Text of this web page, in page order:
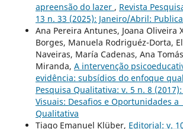
apreensão do lazer , Revista
13 n. 33 (2025): Janeiro/Abril:
Ana Pereira Antunes, Joana Oliveira
Borges, Manuela Rodriguéz-Dorta,
Naveiras, María Cadenas, Ana
Miranda, A intervenção
evidência: subsídios do enfoque
Pesquisa Qualitativa: v. 5 n. 8
Visuais: Desafios e Oportunidades
Qualitativa
Tiago Emanuel Klüber, Editorial: v.